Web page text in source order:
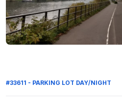
#33611 - PARKING LOT DAY/NIGHT